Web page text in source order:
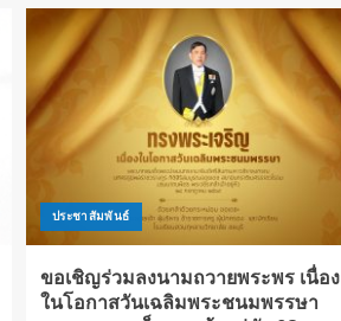
ประชาสัมพันธ์
ขอเชิญร่วมลงนามถวายพระพร เนื่อง
ในโอกาสวันเฉลิมพระชนมพรรษา